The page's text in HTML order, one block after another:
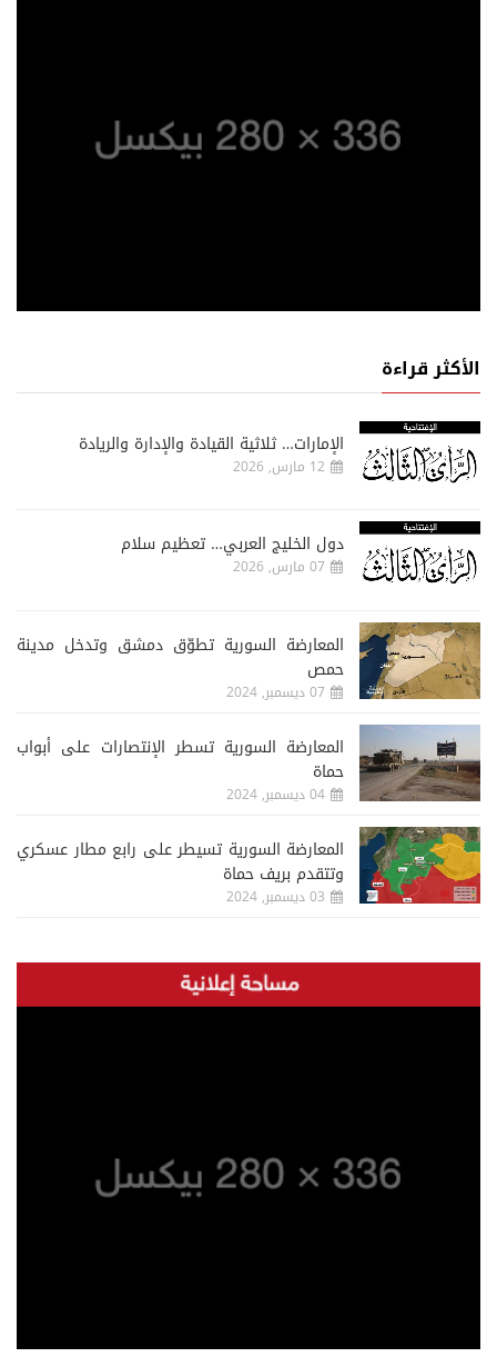
الأكثر قراءة
الإمارات… ثلاثية القيادة والإدارة والريادة
12 مارس, 2026
دول الخليج العربي… تعظيم سلام
07 مارس, 2026
المعارضة السورية تطوّق دمشق وتدخل مدينة
حمص
07 ديسمبر, 2024
المعارضة السورية تسطر الإنتصارات على أبواب
حماة
04 ديسمبر, 2024
المعارضة السورية تسيطر على رابع مطار عسكري
وتتقدم بريف حماة
03 ديسمبر, 2024